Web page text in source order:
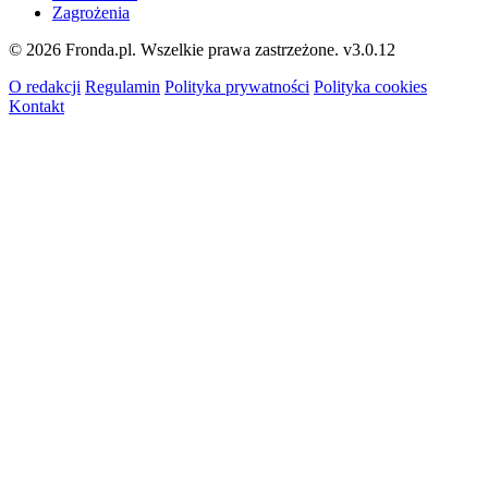
Zagrożenia
© 2026 Fronda.pl. Wszelkie prawa zastrzeżone. v3.0.12
O redakcji Regulamin Polityka prywatności Polityka cookies
Kontakt